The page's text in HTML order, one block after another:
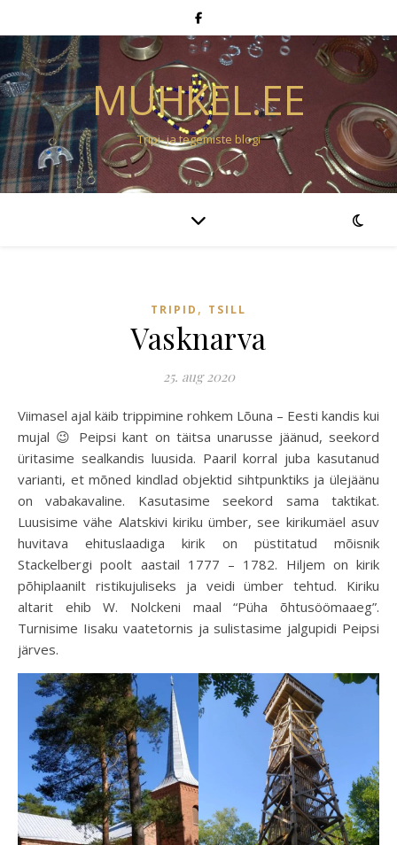
MUHKEL.EE
Tripi- ja tegemiste blogi
TRIPID , TSILL
Vasknarva
25. aug 2020
Viimasel ajal käib trippimine rohkem Lõuna – Eesti kandis kui
mujal 😉 Peipsi kant on täitsa unarusse jäänud, seekord
üritasime sealkandis luusida. Paaril korral juba kasutanud
varianti, et mõned kindlad objektid sihtpunktiks ja ülejäänu
on vabakavaline. Kasutasime seekord sama taktikat.
Luusisime vähe Alatskivi kiriku ümber, see kirikumäel asuv
huvitava ehituslaadiga kirik on püstitatud mõisnik
Stackelbergi poolt aastail 1777 – 1782. Hiljem on kirik
põhiplaanilt ristikujuliseks ja veidi ümber tehtud. Kiriku
altarit ehib W. Nolckeni maal “Püha õhtusöömaaeg”.
Turnisime Iisaku vaatetornis ja sulistasime jalgupidi Peipsi
järves.